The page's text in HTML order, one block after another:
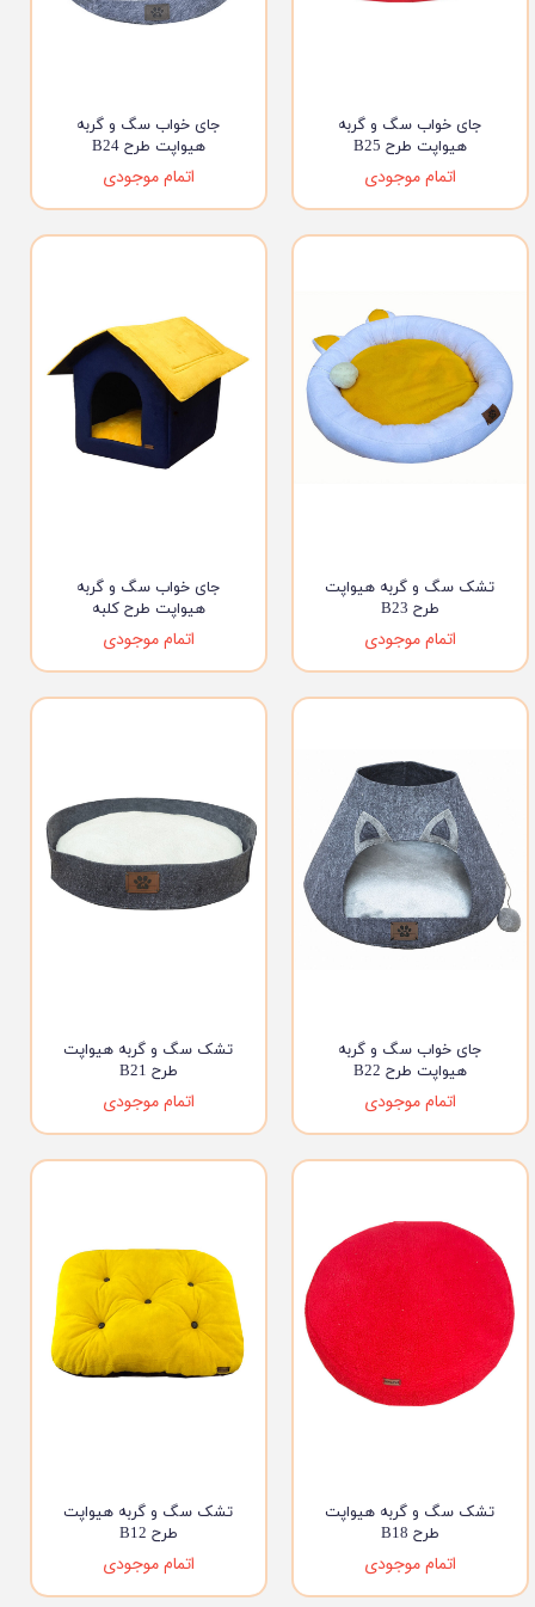
جای خواب سگ و گربه
هیواپت طرح B25
اتمام موجودی
جای خواب سگ و گربه
هیواپت طرح B24
اتمام موجودی
تشک سگ و گربه هیواپت
طرح B23
اتمام موجودی
جای خواب سگ و گربه
هیواپت طرح کلبه
اتمام موجودی
جای خواب سگ و گربه
هیواپت طرح B22
اتمام موجودی
تشک سگ و گربه هیواپت
طرح B21
اتمام موجودی
تشک سگ و گربه هیواپت
طرح B18
اتمام موجودی
تشک سگ و گربه هیواپت
طرح B12
اتمام موجودی